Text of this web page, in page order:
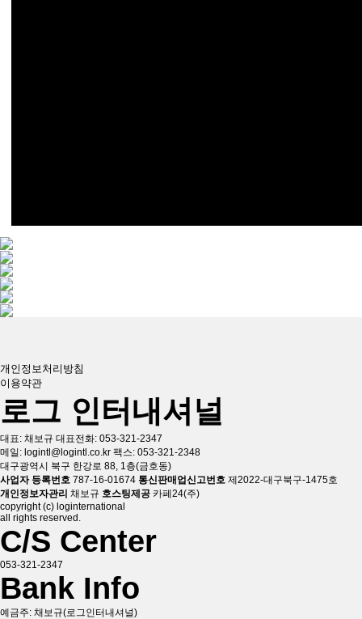
개인정보처리방침
이용약관
로그 인터내셔널
대표: 채보규 대표전화: 053-321-2347
메일: logintl@logintl.co.kr 팩스: 053-321-2348
대구광역시 북구 한강로 88, 1층(금호동)
사업자 등록번호 787-16-01674 통신판매업신고번호 제2022-대구북구-1475호
개인정보자관리 채보규 호스팅제공 카페24(주)
copyright (c) loginternational
all rights reserved.
C/S Center
053-321-2347
Bank Info
예금주: 채보규(로그인터내셔널)